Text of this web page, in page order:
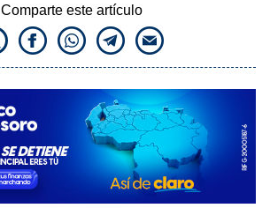
Comparte este artículo